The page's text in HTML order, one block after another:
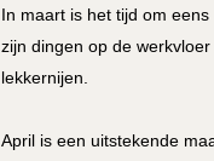
In maart is het tijd om
zijn dingen op de
lekkernijen.
April is een uitstekende